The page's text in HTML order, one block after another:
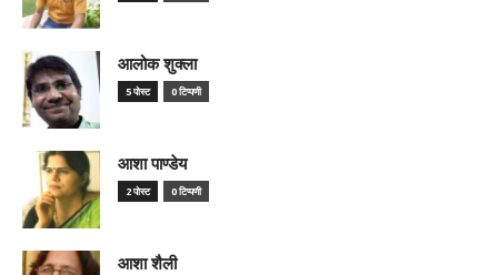
आलोक शुक्ला
5 पोस्ट 0 टिप्पणी
आशा पाण्डेय
2 पोस्ट 0 टिप्पणी
आशा शैली